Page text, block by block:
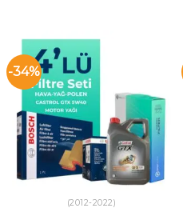
-34%
(2012-2022)